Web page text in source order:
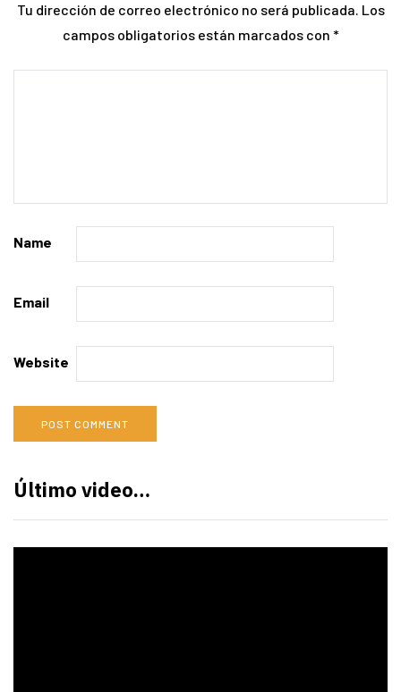
Tu dirección de correo electrónico no será publicada. Los
campos obligatorios están marcados con *
Name
Email
Website
Último video…